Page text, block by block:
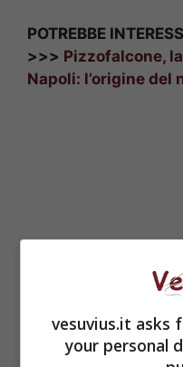
POTREBBE
>>> Pizzofalcone,
Napoli: l’origine del
vesuvius.it asks
your personal